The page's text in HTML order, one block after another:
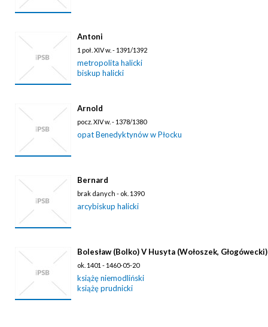
Antoni
1 poł. XIV w. - 1391/1392
metropolita halicki
biskup halicki
Arnold
pocz. XIV w. - 1378/1380
opat Benedyktynów w Płocku
Bernard
brak danych - ok. 1390
arcybiskup halicki
Bolesław (Bolko) V Husyta (Wołoszek, Głogówecki)
ok. 1401 - 1460-05-20
książę niemodliński
książę prudnicki